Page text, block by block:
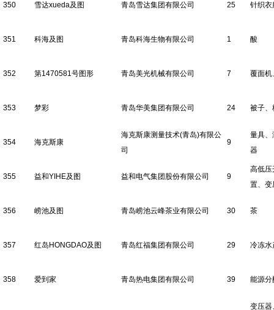
350 雪达xueda及图 青岛雪达集团有限公司 25 针织衣
351 科海及图 青岛科海生物有限公司 1 酸
352 第1470581号图形 青岛美光机械有限公司 7 覆面机
353 梦彩 青岛华美集团有限公司 24 被子、
354 海克斯康
海克斯康测量技术(青岛)有限公
司
9
量具、
器
355 益和YIHE及图 益和电气集团股份有限公司 9
高低压
置、变
356 崂池及图 青岛崂池云峰茶业有限公司 30 茶
357 红岛HONGDAO及图 青岛红福集团有限公司 29 冷冻水
358 爱到家 青岛热电集团有限公司 39 能源分
变压器